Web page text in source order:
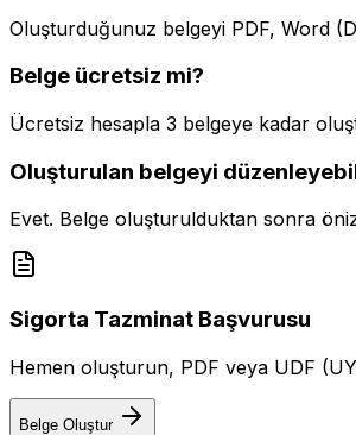
Oluşturduğunuz belgeyi PDF, Word
Belge ücretsiz mi?
Ücretsiz hesapla 3 belgeye kadar
Oluşturulan belgeyi
Evet. Belge oluşturulduktan sonra
Sigorta Tazminat Başvurusu
Hemen oluşturun, PDF veya UDF
Belge Oluştur